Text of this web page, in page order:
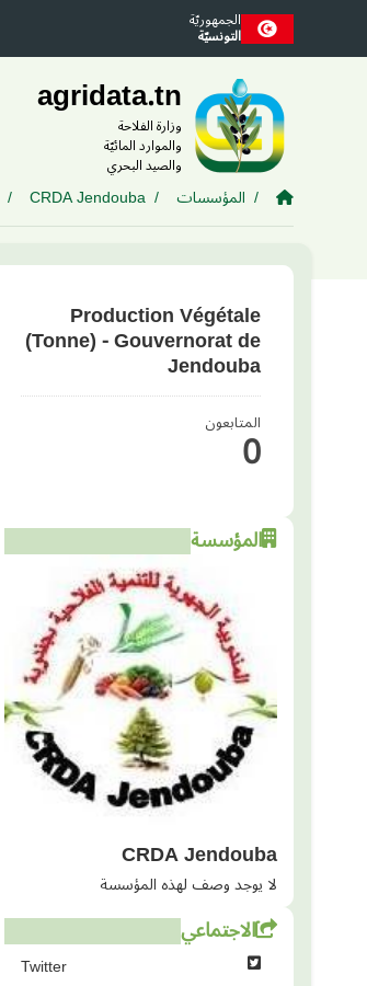
Skip to main contentالجمهوريّة
التونسيّة
agridata.tn
وزارة الفلاحة
والموارد المائيّة
والصيد البحري
المؤسسات CRDA Jendouba
Production Végétale
(Tonne) - Gouvernorat de
Jendouba
المتابعون
0
المؤسسة
CRDA Jendouba
لا يوجد وصف لهذه المؤسسة
الاجتماعي
Twitter